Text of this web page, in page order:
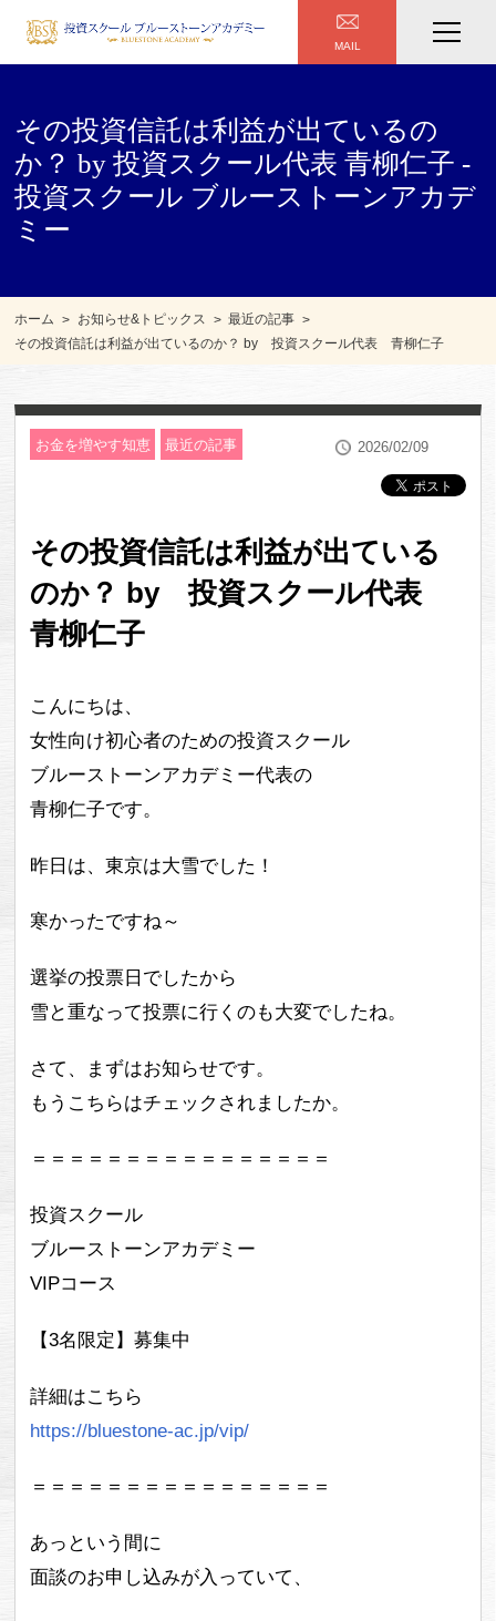
MAIL
その投資信託は利益が出ているの
か？ by 投資スクール代表 青柳仁子 -
投資スクール ブルーストーンアカデ
ミー
ホーム お知らせ&トピックス
最近の記事
その投資信託は利益が出ているのか？ by 投資スクール代表 青柳仁子
お金を増やす知恵 最近の記事 2026/02/09
その投資信託は利益が出ている
のか？ by 投資スクール代表
青柳仁子
こんにちは、
女性向け初心者のための投資スクール
ブルーストーンアカデミー代表の
青柳仁子です。
昨日は、東京は大雪でした！
寒かったですね～
選挙の投票日でしたから
雪と重なって投票に行くのも大変でしたね。
さて、まずはお知らせです。
もうこちらはチェックされましたか。
＝＝＝＝＝＝＝＝＝＝＝＝＝＝＝＝
投資スクール
ブルーストーンアカデミー
VIPコース
【3名限定】募集中
詳細はこちら
https://bluestone-ac.jp/vip/
＝＝＝＝＝＝＝＝＝＝＝＝＝＝＝＝
あっという間に
面談のお申し込みが入っていて、